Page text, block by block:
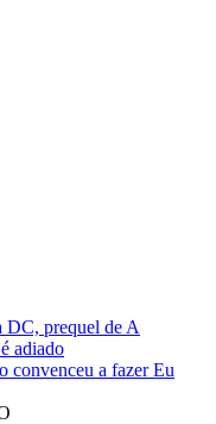
DC, prequel de A
adiado
convenceu a fazer Eu